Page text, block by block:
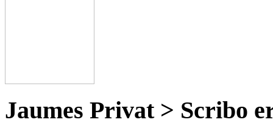
Jaumes Privat > Scribo